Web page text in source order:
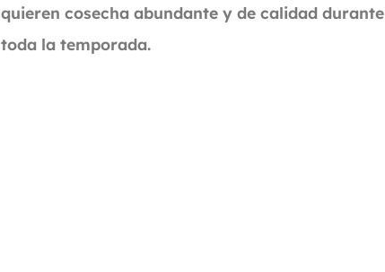
quieren cosecha abundante y de calidad durante
toda la temporada.